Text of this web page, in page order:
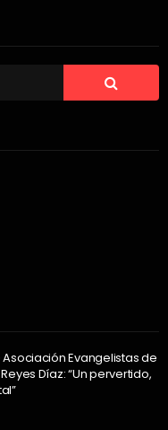
Evangelistas de
Díaz: “Un pervertido,